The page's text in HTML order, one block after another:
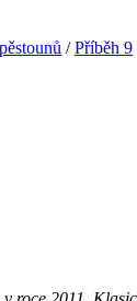
/Příběh 9